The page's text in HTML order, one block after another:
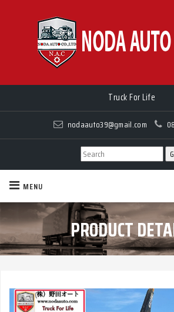
Truck For Life
nodaauto39@gmail.com
MENU
PRODUCT